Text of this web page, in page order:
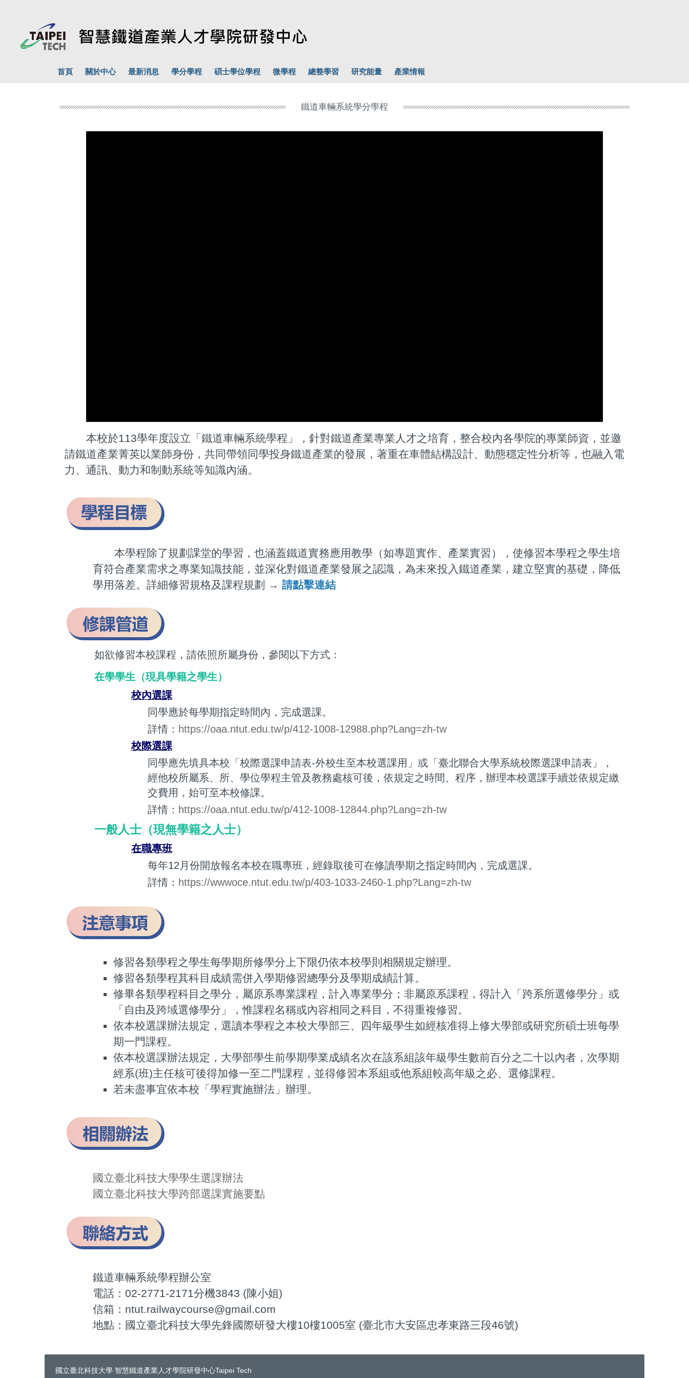
首頁 關於中心 最新消息 學分學程 碩士學位學程 微學程 總整學習 研究能量 產業情報
鐵道車輛系統學分學程
本校於113學年度設立「鐵道車輛系統學程」，針對鐵道產業專業人才之培育，整合校內各學院的專業師資，並邀
請鐵道產業菁英以業師身份，共同帶領同學投身鐵道產業的發展，著重在車體結構設計、動態穩定性分析等，也融入電
力、通訊、動力和制動系統等知識內涵。
本學程除了規劃課堂的學習，也涵蓋鐵道實務應用教學（如專題實作、產業實習），使修習本學程之學生培
育符合產業需求之專業知識技能，並深化對鐵道產業發展之認識，為未來投入鐵道產業，建立堅實的基礎，降低
學用落差。詳細修習規格及課程規劃 → 請點擊連結
如欲修習本校課程，請依照所屬身份，參閱以下方式：
在學學生（現具學籍之學生）
校內選課
同學應於每學期指定時間內，完成選課。
詳情： https://oaa.ntut.edu.tw/p/412-1008-12988.php?Lang=zh-tw
校際選課
同學應先填具本校「校際選課申請表-外校生至本校選課用」或「臺北聯合大學系統校際選課申請表」，
經他校所屬系、所、學位學程主管及教務處核可後，依規定之時間、程序，辦理本校選課手續並依規定繳
交費用，始可至本校修課。
詳情： https://oaa.ntut.edu.tw/p/412-1008-12844.php?Lang=zh-tw
一般人士（現無學籍之人士）
在職專班
每年12月份開放報名本校在職專班，經錄取後可在修讀學期之指定時間內，完成選課。
詳情： https://wwwoce.ntut.edu.tw/p/403-1033-2460-1.php?Lang=zh-tw
修習各類學程之學生每學期所修學分上下限仍依本校學則相關規定辦理。
修習各類學程其科目成績需併入學期修習總學分及學期成績計算。
修畢各類學程科目之學分，屬原系專業課程，計入專業學分；非屬原系課程，得計入「跨系所選修學分」或
「自由及跨域選修學分」，惟課程名稱或內容相同之科目，不得重複修習。
依本校選課辦法規定，選讀本學程之本校大學部三、四年級學生如經核准得上修大學部或研究所碩士班每學
期一門課程。
依本校選課辦法規定，大學部學生前學期學業成績名次在該系組該年級學生數前百分之二十以內者，次學期
經系(班)主任核可後得加修一至二門課程，並得修習本系組或他系組較高年級之必、選修課程。
若未盡事宜依本校「學程實施辦法」辦理。
國立臺北科技大學學生選課辦法
國立臺北科技大學跨部選課實施要點
鐵道車輛系統學程辦公室
電話：02-2771-2171分機3843 (陳小姐)
信箱：ntut.railwaycourse@gmail.com
地點：國立臺北科技大學先鋒國際研發大樓10樓1005室 (臺北市大安區忠孝東路三段46號)
國立臺北科技大學 智慧鐵道產業人才學院研發中心Taipei Tech